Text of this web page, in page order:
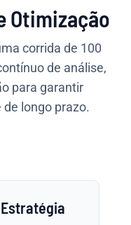
Otimização
corrida de 100
de análise,
para garantir
longo prazo.